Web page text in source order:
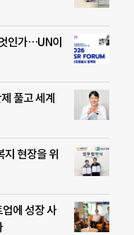
인가…UN이
풀고 세계
현장을 위
에 성장 사